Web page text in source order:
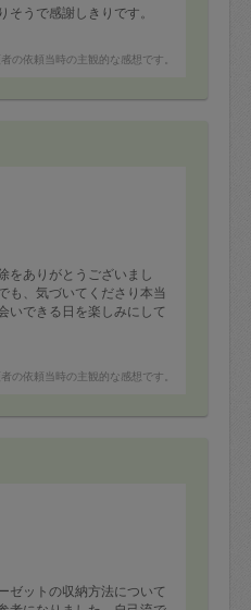
うで感謝しきりです。
かったです。
した。
！
の依頼当時の主観的な感想です。
をありがとうございまし
も、気づいてくださり本当
いできる日を楽しみにして
の依頼当時の主観的な感想です。
ゼットの収納方法について